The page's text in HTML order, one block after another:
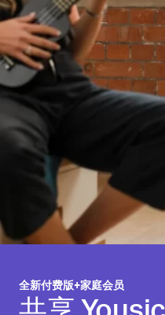
全新付费版+家庭会员